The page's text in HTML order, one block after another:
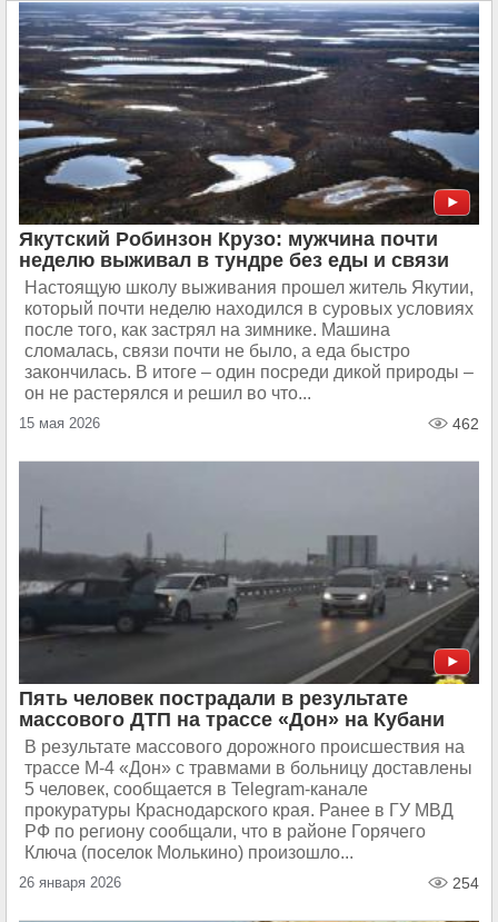
Краснодарском крае|ДТП в Челябинске|ДТП в
Московской области|ДТП в Подмосковье
Якутский Робинзон Крузо: мужчина почти
неделю выживал в тундре без еды и связи
Настоящую школу выживания прошел житель Якутии,
который почти неделю находился в суровых условиях
после того, как застрял на зимнике. Машина
сломалась, связи почти не было, а еда быстро
закончилась. В итоге – один посреди дикой природы –
он не растерялся и решил во что...
15 мая 2026 462
Пять человек пострадали в результате
массового ДТП на трассе «Дон» на Кубани
В результате массового дорожного происшествия на
трассе М-4 «Дон» с травмами в больницу доставлены
5 человек, сообщается в Telegram-канале
прокуратуры Краснодарского края. Ранее в ГУ МВД
РФ по региону сообщали, что в районе Горячего
Ключа (поселок Молькино) произошло...
26 января 2026 254